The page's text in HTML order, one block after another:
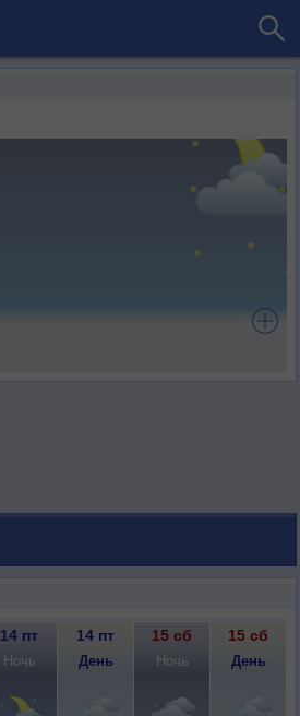
14 пт 14 пт 15 сб 15 сб
Ночь День Ночь День